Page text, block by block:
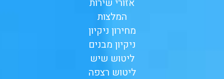
המלצות
מחירון ניקיון
ניקיון מבנים
ליטוש שיש
ליטוש רצפה